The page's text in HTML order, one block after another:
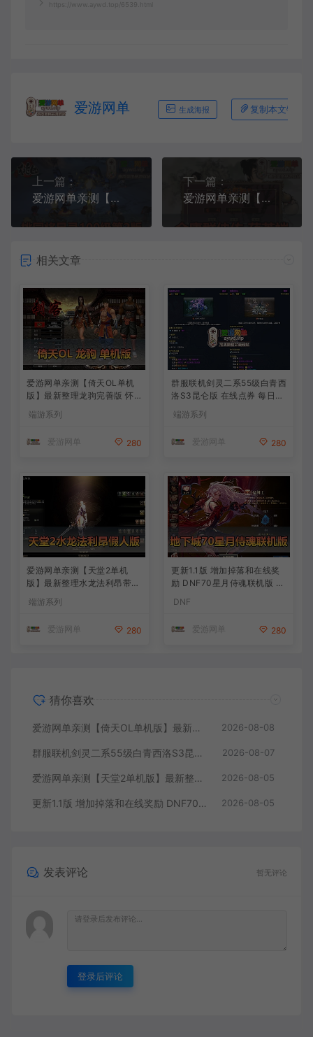
https://www.aywd.top/6539.html
爱游网单 生成海报 复制本文链接
上一篇：
爱游网单亲测【桃园将星录】100级单机第二版 可三转 完整单机商城 网页GM物品后台 无限元宝道具任意发放 视频安装教学 虚拟机一键端
下一篇：
爱游网单亲测【金庸群侠传】葫芦端单机版 带单机辅助 GM控制台 文本攻略虚拟机一键端
相关文章
爱游网单亲测【倚天OL单机
版】最新整理龙驹完善版 怀
发物品装备 虚拟机一键端 视
端游系列
爱游网单 280
群服联机剑灵二系55级白青西
洛S3昆仑版 在线点券 每日礼
端游系列
爱游网单 280
爱游网单亲测【天堂2单机
版】最新整理水龙法利昂带假
人商业端制作单机 内置多功
能GM控制台 可发物品装备
端游系列
爱游网单 280
更新1.1版 增加掉落和在线奖
励 DNF70星月侍魂联机版 丰
辟邪玉 皮肤外观 BUFF技能徽
珠等 在线点 装备靠爆
DNF
爱游网单 280
猜你喜欢
爱游网单亲测【倚天OL单机版】最新整理龙驹完善版 怀旧武侠网游单机 带GM工具可发物品装备 虚拟机一键端 视频安装教学 2026-08-08
群服联机剑灵二系55级白青西洛S3昆仑版 在线点券 每日礼包 复古玩法 2026-08-07
爱游网单亲测【天堂2单机版】最新整理水龙法利昂带假人商业端制作单机 内置多功能GM控制台 可发物品装备 虚拟机一键端 视频安装教学 2026-08-05
更新1.1版 增加掉落和在线奖励 DNF70星月侍魂联机版 丰富异次元技能装备词条 护石 辟邪玉 皮肤外观 BUFF技能徽章 史诗装备特效徽章 技能宝珠等 在线点 装备靠爆 2026-08-05
发表评论 暂无评论
登录后评论